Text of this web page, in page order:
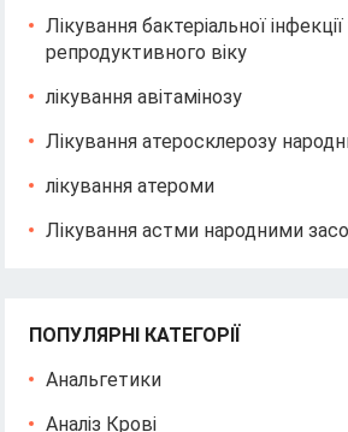
Лікування бактеріальної
репродуктивного віку
лікування авітамінозу
Лікування атеросклерозу
лікування атероми
Лікування астми народними
ПОПУЛЯРНІ КАТЕГОРІЇ
Анальгетики
Аналіз Крові